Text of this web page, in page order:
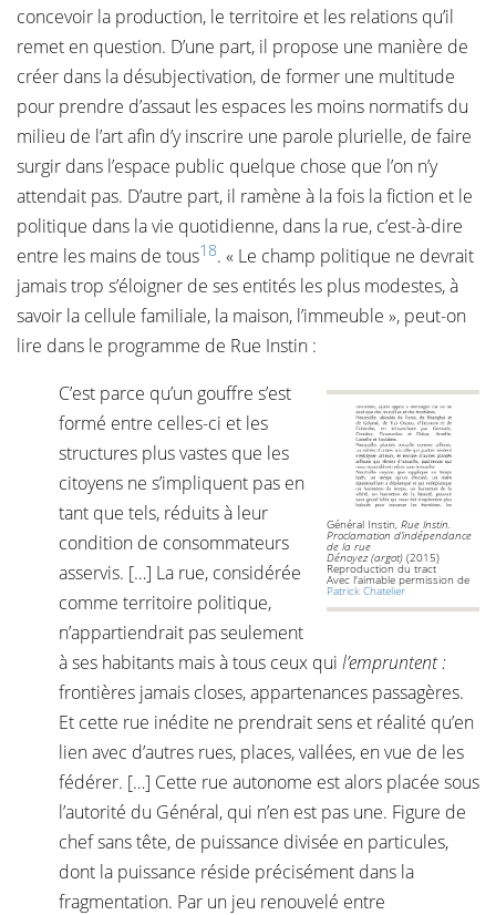
concevoir la production, le territoire et les relations qu’il
remet en question. D’une part, il propose une manière de
créer dans la désubjectivation, de former une multitude
pour prendre d’assaut les espaces les moins normatifs du
milieu de l’art afin d’y inscrire une parole plurielle, de faire
surgir dans l’espace public quelque chose que l’on n’y
attendait pas. D’autre part, il ramène à la fois la fiction et le
politique dans la vie quotidienne, dans la rue, c’est-à-dire
entre les mains de tous18. « Le champ politique ne devrait
jamais trop s’éloigner de ses entités les plus modestes, à
savoir la cellule familiale, la maison, l’immeuble », peut-on
lire dans le programme de Rue Instin :
Général Instin,Rue Instin.
Proclamation d’indépendance
de la rue
Dénoyez(argot) (2015)
Reproduction du tract
Avec l'aimable permission de
Patrick Chatelier
C’est parce qu’un gouffre s’est
formé entre celles-ci et les
structures plus vastes que les
citoyens ne s’impliquent pas en
tant que tels, réduits à leur
condition de consommateurs
asservis. […] La rue, considérée
comme territoire politique,
n’appartiendrait pas seulement
à ses habitants mais à tous ceux qui l’empruntent :
frontières jamais closes, appartenances passagères.
Et cette rue inédite ne prendrait sens et réalité qu’en
lien avec d’autres rues, places, vallées, en vue de les
fédérer. […] Cette rue autonome est alors placée sous
l’autorité du Général, qui n’en est pas une. Figure de
chef sans tête, de puissance divisée en particules,
dont la puissance réside précisément dans la
fragmentation. Par un jeu renouvelé entre